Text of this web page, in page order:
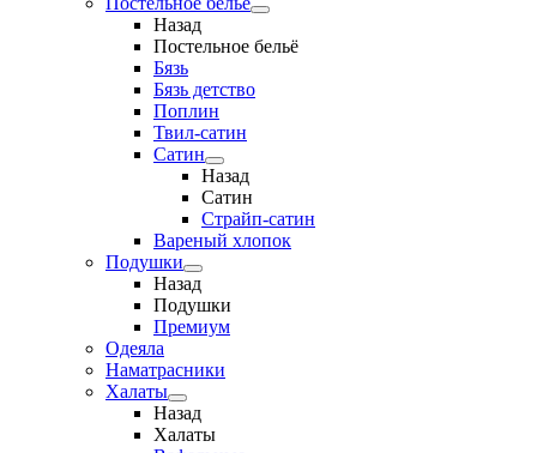
Назад
Постельное бельё
Бязь
Бязь детство
Поплин
Твил-сатин
Сатин
Назад
Сатин
Страйп-сатин
Вареный хлопок
Подушки
Назад
Подушки
Премиум
Одеяла
Наматрасники
Халаты
Назад
Халаты